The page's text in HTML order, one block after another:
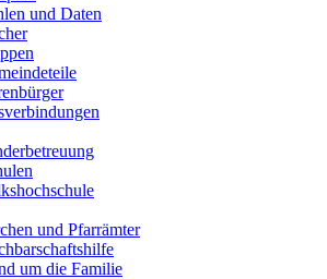
und Daten
und Pfarrämter
um die Familie